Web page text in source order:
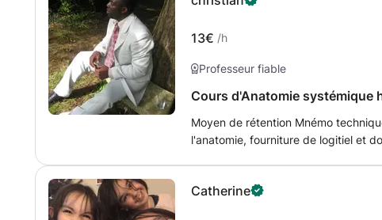
13€ /h
Professeur fiable
Cours d'Anatomie systémique
Moyen de rétention Mnémo
l'anatomie, fourniture de logitiel et
Catherine